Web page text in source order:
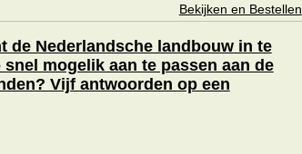
Bekijken en Bestellen
de Nederlandsche landbouw in te
mogelik aan te passen aan de
Vijf antwoorden op een